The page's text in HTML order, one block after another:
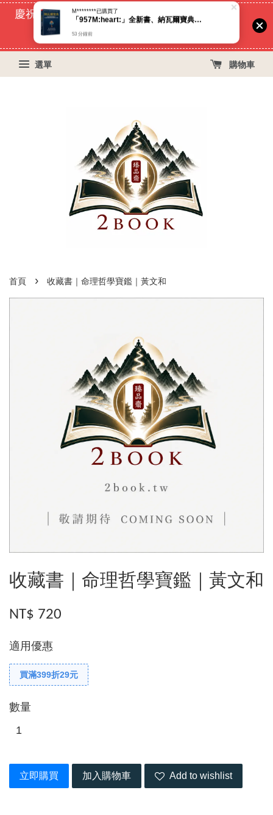
慶祝蝦皮好評過萬！買399免運費, 再立折29元
53天
選單 購物車
首頁 › 收藏書｜命理哲學寶鑑｜黃文和
收藏書｜命理哲學寶鑑｜黃文和
NT$ 720
適用優惠
買滿399折29元
數量
立即購買 加入購物車 Add to wishlist